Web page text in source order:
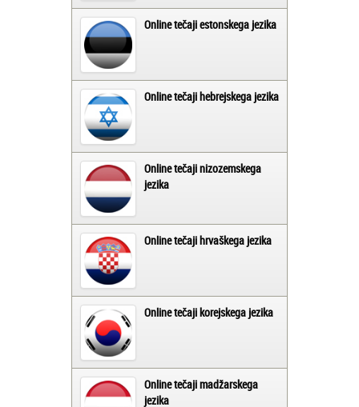
Online tečaji estonskega jezika
Online tečaji hebrejskega jezika
Online tečaji nizozemskega
jezika
Online tečaji hrvaškega jezika
Online tečaji korejskega jezika
Online tečaji madžarskega
jezika